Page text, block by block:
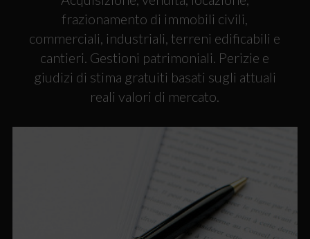
frazionamento di immobili civili,
commerciali, industriali, terreni edificabili e
cantieri. Gestioni patrimoniali. Perizie e
giudizi di stima gratuiti basati sugli attuali
reali valori di mercato.